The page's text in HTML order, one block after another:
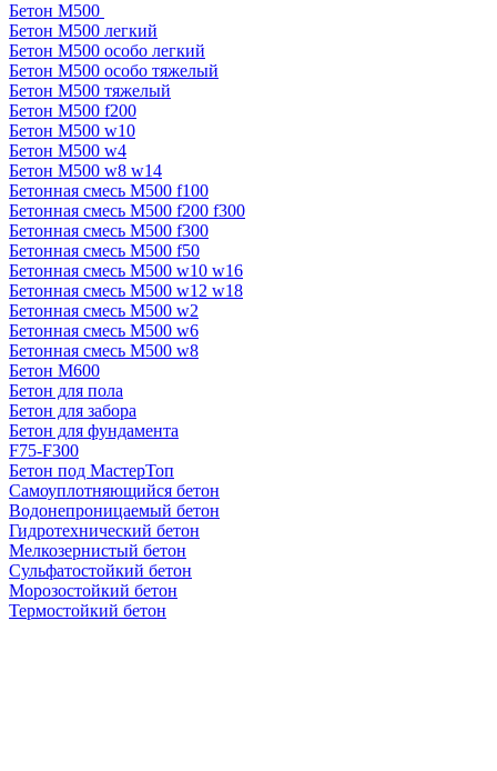
Бетон М500
Бетон М500 легкий
Бетон М500 особо легкий
Бетон М500 особо тяжелый
Бетон М500 тяжелый
Бетон М500 f200
Бетон М500 w10
Бетон М500 w4
Бетон М500 w8 w14
Бетонная смесь М500 f100
Бетонная смесь М500 f200 f300
Бетонная смесь М500 f300
Бетонная смесь М500 f50
Бетонная смесь М500 w10 w16
Бетонная смесь М500 w12 w18
Бетонная смесь М500 w2
Бетонная смесь М500 w6
Бетонная смесь М500 w8
Бетон М600
Бетон для пола
Бетон для забора
Бетон для фундамента
F75-F300
Бетон под МастерТоп
Самоуплотняющийся бетон
Водонепроницаемый бетон
Гидротехнический бетон
Мелкозернистый бетон
Сульфатостойкий бетон
Морозостойкий бетон
Термостойкий бетон